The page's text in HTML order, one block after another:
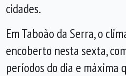
cidades.
Em Taboão da Serra, o
encoberto nesta sexta,
períodos do dia e máxima